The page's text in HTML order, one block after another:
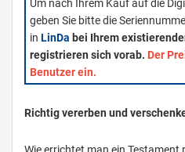
Um nach Ihrem Kauf auf die
geben Sie bitte die
in LinDa bei Ihrem
registrieren sich vorab. Der
Benutzer ein.
Richtig vererben und